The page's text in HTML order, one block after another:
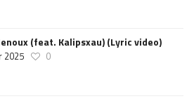
(feat. Kalipsxau) (Lyric video)
2025 0